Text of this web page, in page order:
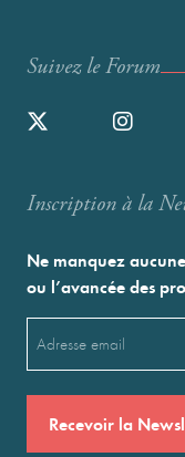
Suivez le Forum
Inscription à la
Ne manquez
ou l’avancée des
(Nécessaire)